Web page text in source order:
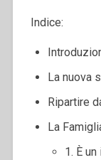
Indice:
La nuova
Ripartire
La
1. È